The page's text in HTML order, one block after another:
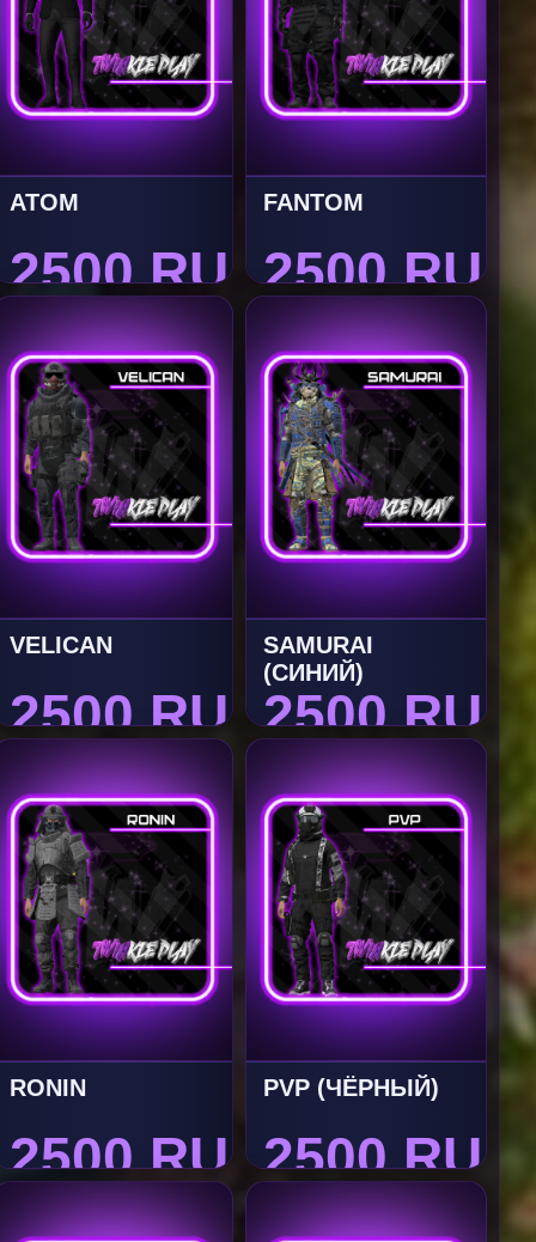
ATOM
2500 RUB
FANTOM
2500 RUB
VELICAN
2500 RUB
SAMURAI
(СИНИЙ)
2500 RUB
RONIN
2500 RUB
PVP (ЧЁРНЫЙ)
2500 RUB